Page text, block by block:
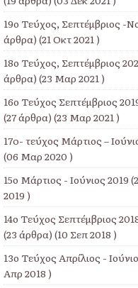
19ο Τεύχος, Σεπτέμβριος -
άρθρα) (21 Οκτ 2021 )
18ο Τεύχος, Σεπτέμβριος
άρθρα) (23 Μαρ 2021 )
16ο Τεύχος Σεπτέμβριος
(27 άρθρα) (23 Μαρ 2021 )
17o- τεύχος Μάρτιος –
(06 Μαρ 2020 )
15ο Μάρτιος - Ιούνιος 2019
2019 )
14ο Τεύχος Σεπτέμβριος
(23 άρθρα) (10 Σεπ 2018 )
13ο Τεύχος Απρίλιος -
Απρ 2018 )